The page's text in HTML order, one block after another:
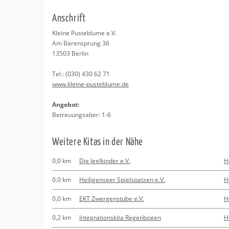
Beratung
Kurse
Regionale Tipps
An­schrift
Klei­ne Pus­te­blu­me e.V.
Am Bä­ren­sprung 36
13503 Ber­lin
Tel.:(030) 430 62 71
www.​kleine-​pusteblume.​de
An­ge­bot:
Be­treu­ungs­al­ter: 1-6
Wei­te­re Kitas in der Nähe
0,0 km Die Igelkinder e.V.
0,0 km Heiligenseer Spielspatzen e.V.
0,0 km EKT Zwergenstube e.V.
0,2 km Integrationskita Regenbogen